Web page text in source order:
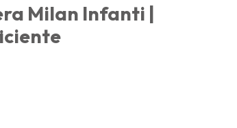
Milan Infanti |